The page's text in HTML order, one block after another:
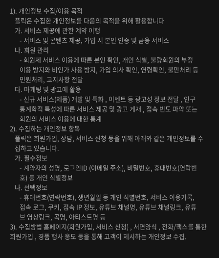
1). 개인정보 수집/이용 목적
플릭은 수집한 개인정보를 다음의 목적을 위해 활용합니다
가. 서비스 제공에 관한 계약 이행
- 서비스 및 콘텐츠 제공, 가입 시 본인 인증 및 금융 서비스
나. 회원 관리
- 회원제 서비스 이용에 따른 본인 확인, 개인 식별, 불량회원의 부정
이용 방지와 비인가 사용 방지, 가입 의사 확인, 연령확인, 불만처리 등
민원처리, 고지사항 전달
다. 마케팅 및 광고에 활용
- 신규 서비스(제품) 개발 및 특화 , 이벤트 등 광고성 정보 전달 , 인구
통계학적 특성에 따른 서비스 제공 및 광고 게재 , 접속 빈도 파악 또는
회원의 서비스 이용에 대한 통계
2). 수집하는 개인정보 항목
플릭은 회원가입, 상담, 서비스 신청 등을 위해 아래와 같은 개인정보를 수
집하고 있습니다.
가. 필수정보
- 계약자의 성명, 로그인ID (이메일 주소), 비밀번호, 휴대번호(연락번
호) 등 개인 식별정보
나. 선택정보
- 휴대번호(연락번호), 생년월일 등 개인 식별번호, 서비스 이용기록,
접속 로그, 쿠키, 접속 IP 정보, 유튜브 채널명, 유튜브 채널링크, 유튜
브 영상링크, 곡명, 아티스트명 등
3). 수집방법 홈페이지(회원가입, 서비스 신청) , 서면양식 , 전화/팩스를 통한
회원가입 , 경품 행사 응모 등을 통해 고객이 제시하는 개인정보 수집.